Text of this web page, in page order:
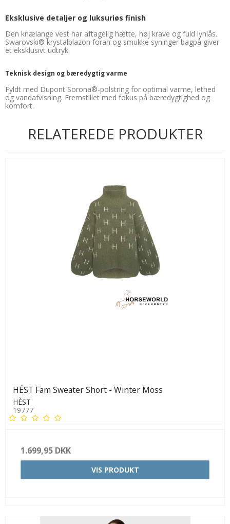
Eksklusive detaljer og luksuriøs finish
Den knælange vest har aftagelig hætte, høj krave og fuld lynlås.
Swarovski® krystalblazon foran og smukke syninger bagpå giver
et eksklusivt udtryk.
Teknisk design og bæredygtig varme
Fyldt med Dupont Sorona®-polstring for optimal varme, lethed
og vandafvisning. Fremstillet med fokus på bæredygtighed og
komfort.
RELATEREDE PRODUKTER
HÉST Fam Sweater Short - Winter Moss
HÈST
19777
1.699,95 DKK
VIS PRODUKT